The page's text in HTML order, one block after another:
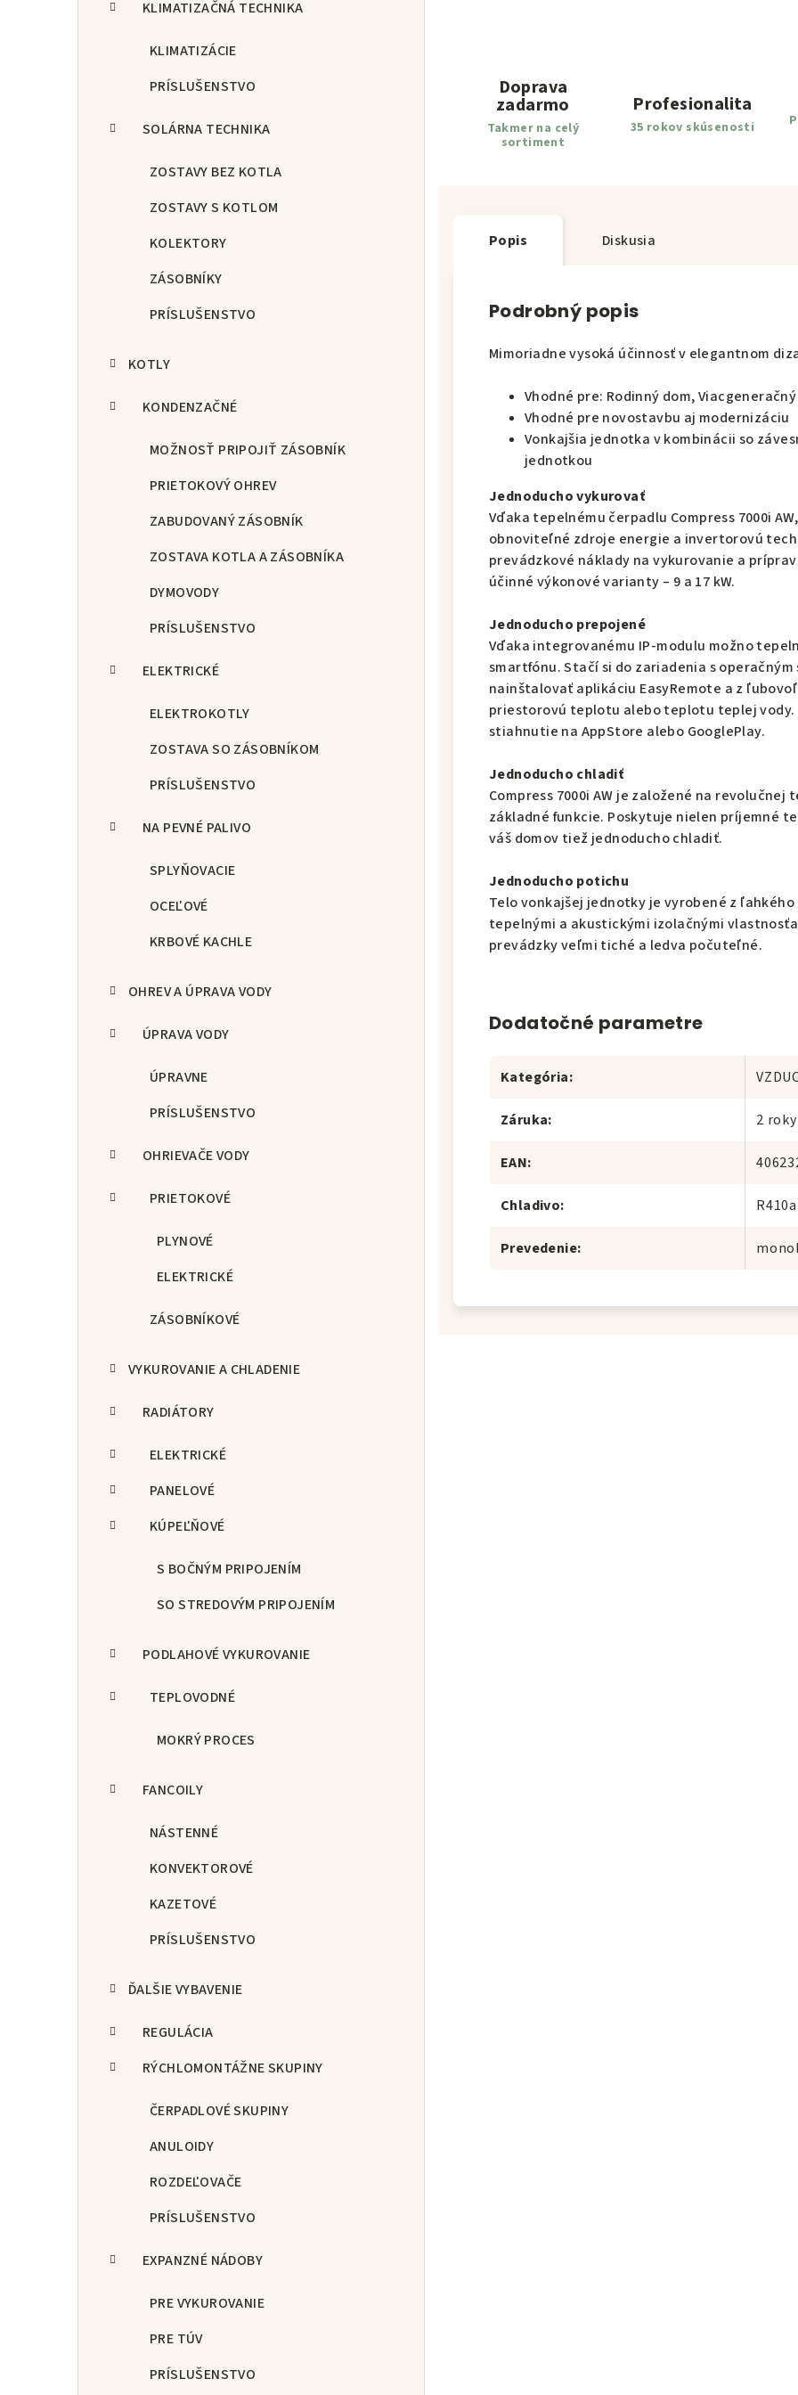
KLIMATIZAČNÁ TECHNIKA
KLIMATIZÁCIE
PRÍSLUŠENSTVO
SOLÁRNA TECHNIKA
ZOSTAVY BEZ KOTLA
ZOSTAVY S KOTLOM
KOLEKTORY
ZÁSOBNÍKY
PRÍSLUŠENSTVO
KOTLY
KONDENZAČNÉ
MOŽNOSŤ PRIPOJIŤ ZÁSOBNÍK
PRIETOKOVÝ OHREV
ZABUDOVANÝ ZÁSOBNÍK
ZOSTAVA KOTLA A ZÁSOBNÍKA
DYMOVODY
PRÍSLUŠENSTVO
ELEKTRICKÉ
ELEKTROKOTLY
ZOSTAVA SO ZÁSOBNÍKOM
PRÍSLUŠENSTVO
NA PEVNÉ PALIVO
SPLYŇOVACIE
OCEĽOVÉ
KRBOVÉ KACHLE
OHREV A ÚPRAVA VODY
ÚPRAVA VODY
ÚPRAVNE
PRÍSLUŠENSTVO
OHRIEVAČE VODY
PRIETOKOVÉ
PLYNOVÉ
ELEKTRICKÉ
ZÁSOBNÍKOVÉ
VYKUROVANIE A CHLADENIE
RADIÁTORY
ELEKTRICKÉ
PANELOVÉ
KÚPEĽŇOVÉ
S BOČNÝM PRIPOJENÍM
SO STREDOVÝM PRIPOJENÍM
PODLAHOVÉ VYKUROVANIE
TEPLOVODNÉ
MOKRÝ PROCES
FANCOILY
NÁSTENNÉ
KONVEKTOROVÉ
KAZETOVÉ
PRÍSLUŠENSTVO
ĎALŠIE VYBAVENIE
REGULÁCIA
RÝCHLOMONTÁŽNE SKUPINY
ČERPADLOVÉ SKUPINY
ANULOIDY
ROZDEĽOVAČE
PRÍSLUŠENSTVO
EXPANZNÉ NÁDOBY
PRE VYKUROVANIE
PRE TÚV
PRÍSLUŠENSTVO
Doprava
zadarmo
Takmer na celý
sortiment
Profesionalita
35 rokov skúsenosti
Popis Diskusia
Podrobný popis
Mimoriadne vysoká účinnosť v elegantnom
Vhodné pre: Rodinný dom,
Vhodné pre novostavbu aj modernizáciu
Vonkajšia jednotka v kombinácii so
jednotkou
Jednoducho vykurovať
Vďaka tepelnému čerpadlu Compress 7000i
obnoviteľné zdroje energie a invertorovú
prevádzkové náklady na vykurovanie a
účinné výkonové varianty – 9 a 17 kW.
Jednoducho prepojené
Vďaka integrovanému IP-modulu možno
smartfónu. Stačí si do zariadenia s
nainštalovať aplikáciu EasyRemote a z
priestorovú teplotu alebo teplotu teplej vody.
stiahnutie na AppStore alebo GooglePlay.
Jednoducho chladiť
Compress 7000i AW je založené na
základné funkcie. Poskytuje nielen príjemné
váš domov tiež jednoducho chladiť.
Jednoducho potichu
Telo vonkajšej jednotky je vyrobené z
tepelnými a akustickými izolačnými
prevádzky veľmi tiché a ledva počuteľné.
Dodatočné parametre
Kategória:
Záruka: 2 roky
EAN:
Chladivo: R410a
Prevedenie: